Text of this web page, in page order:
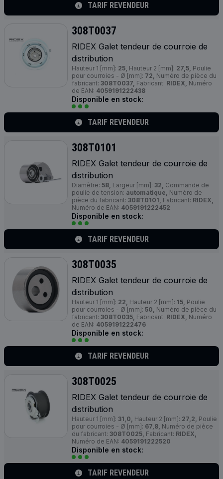
TARIF REVENDEUR
308T0037
RIDEX Galet tendeur de courroie de
distribution
Hauteur 1 [mm]: 25, Hauteur 2 [mm]: 27,5, Poulie
pour courroies - Ø [mm]: 72, Numéro de pièce du
fabricant: 308T0037, Fabricant: RIDEX, Numéro
de EAN: 4059191222438
Disponible en stock:
TARIF REVENDEUR
308T0101
RIDEX Galet tendeur de courroie de
distribution
Diamètre: 58, Largeur [mm]: 32, Commande de
poulie de tension: automatique, Numéro de
pièce du fabricant: 308T0101, Fabricant: RIDEX,
Numéro de EAN: 4059191222452
Disponible en stock:
TARIF REVENDEUR
308T0035
RIDEX Galet tendeur de courroie de
distribution
Hauteur 1 [mm]: 22, Hauteur 2 [mm]: 15, Poulie
pour courroies - Ø [mm]: 50, Numéro de pièce du
fabricant: 308T0035, Fabricant: RIDEX, Numéro
de EAN: 4059191222476
Disponible en stock:
TARIF REVENDEUR
308T0025
RIDEX Galet tendeur de courroie de
distribution
Hauteur 1 [mm]: 31,0, Hauteur 2 [mm]: 27,2, Poulie
pour courroies - Ø [mm]: 67,8, Numéro de pièce
du fabricant: 308T0025, Fabricant: RIDEX,
Numéro de EAN: 4059191222520
Disponible en stock:
TARIF REVENDEUR